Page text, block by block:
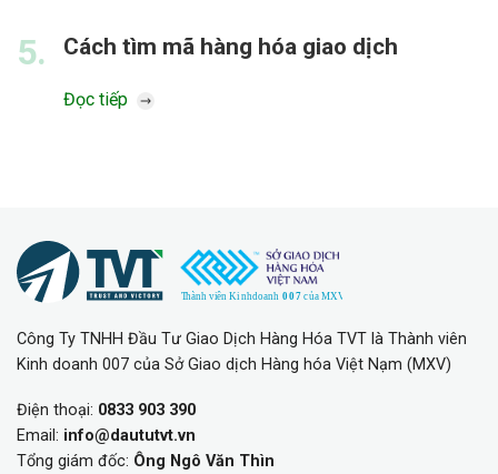
5. Cách tìm mã hàng hóa giao dịch
Đọc tiếp
Công Ty TNHH Đầu Tư Giao Dịch Hàng Hóa TVT là Thành viên
Kinh doanh 007 của Sở Giao dịch Hàng hóa Việt Nạm (MXV)
Điện thoại: 0833 903 390
Email: info@daututvt.vn
Tổng giám đốc: Ông Ngô Văn Thìn